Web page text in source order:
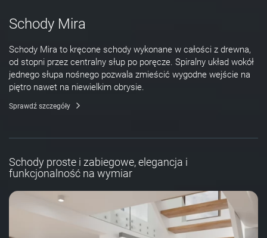
Schody Mira
Schody Mira to kręcone schody wykonane w całości z drewna,
od stopni przez centralny słup po poręcze. Spiralny układ wokół
jednego słupa nośnego pozwala zmieścić wygodne wejście na
piętro nawet na niewielkim obrysie.
Sprawdź szczegóły
Schody proste i zabiegowe, elegancja i
funkcjonalność na wymiar